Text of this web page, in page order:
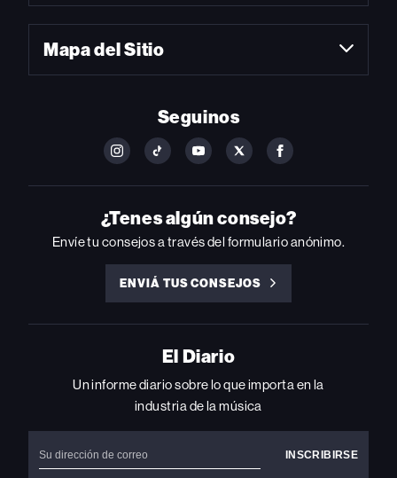
Mapa del Sitio
Seguinos
FOLLOW
ON
INSTAGRAM
FOLLOW
ON
YOUTUBE
FOLLOW
ON
YOUTUBE
FOLLOW
ON
FOLLOW
ON
FACEBOOK
¿Tenes algún consejo?
Envíe tu consejos a través del formulario anónimo.
ENVIÁ TUS CONSEJOS
ENVIÁ
TUS
CONSEJOS
El Diario
Un informe diario sobre lo que importa en la
industria de la música